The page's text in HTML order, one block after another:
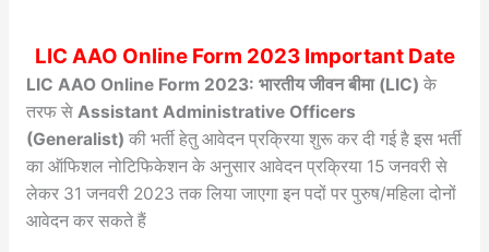
LIC AAO Online Form 2023 Important Date
LIC AAO Online Form 2023: भारतीय जीवन बीमा (LIC) के
तरफ से Assistant Administrative Officers
(Generalist) की भर्ती हेतु आवेदन प्रक्रिया शुरू कर दी गई है इस भर्ती
का ऑफिशल नोटिफिकेशन के अनुसार आवेदन प्रक्रिया 15 जनवरी से
लेकर 31 जनवरी 2023 तक लिया जाएगा इन पदों पर पुरुष/महिला दोनों
आवेदन कर सकते हैं